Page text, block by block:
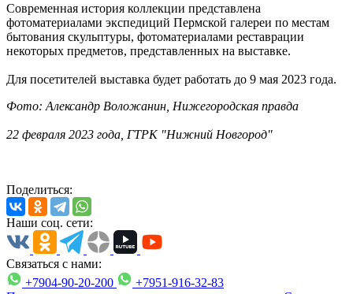
Современная история коллекции представлена
фотоматериалами экспедиций Пермской галереи по местам
бытования скульптуры, фотоматериалами реставрации
некоторых предметов, представленных на выставке.
Для посетителей выставка будет работать до 9 мая 2023 года.
Фото: Александр Воложанин, Нижегородская правда
22 февраля 2023 года, ГТРК "Нижний Новгород"
Поделиться:
Наши соц. сети:
Связаться с нами:
+7904-90-20-200
+7951-916-32-83